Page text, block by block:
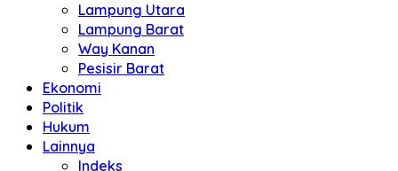
Lampung Utara
Lampung Barat
Way Kanan
Pesisir Barat
Ekonomi
Politik
Hukum
Lainnya
Indeks